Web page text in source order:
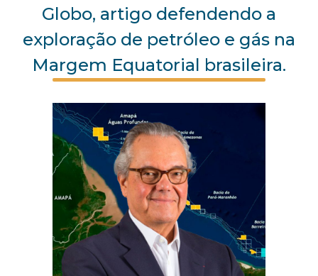
Globo, artigo defendendo a
exploração de petróleo e gás na
Margem Equatorial brasileira.